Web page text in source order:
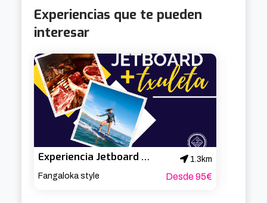
Experiencias que te pueden
interesar
Experiencia Jetboard en el Abra + menú txulelon.
1.3km
Fangaloka style
Desde 95€